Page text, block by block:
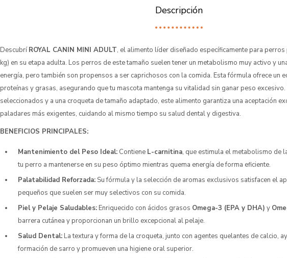
Descripción
DescubríROYAL CANIN MINI ADULT, el alimento líder diseñado específicamente para
kg) en su etapa adulta. Los perros de este tamaño suelen tener un metabolismo muy activo y
energía, pero también son propensos a ser caprichosos con la comida. Esta fórmula ofrece un
proteínas y grasas, asegurando que tu mascota mantenga su vitalidad sin ganar peso
seleccionados y a una croqueta de tamaño adaptado, este alimento garantiza una aceptación
paladares más exigentes, cuidando al mismo tiempo su salud dental y digestiva.
BENEFICIOS PRINCIPALES:
Mantenimiento del Peso Ideal: Contiene L-carnitina, que estimula el metabolismo de
tu perro a mantenerse en su peso óptimo mientras quema energía de forma eficiente.
Palatabilidad Reforzada:Su fórmula y la selección de aromas exclusivos satisfacen el
pequeños que suelen ser muy selectivos con su comida.
Piel y Pelaje Saludables: Enriquecido con ácidos grasos Omega-3 (EPA y DHA) y
barrera cutánea y proporcionan un brillo excepcional al pelaje.
Salud Dental: La textura y forma de la croqueta, junto con agentes quelantes de calcio,
formación de sarro y promueven una higiene oral superior.